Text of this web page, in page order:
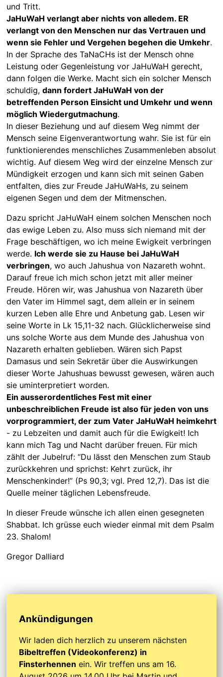
und Tritt.
JaHuWaH verlangt aber nichts von alledem. ER
verlangt von den Menschen nur das Vertrauen und
wenn sie Fehler und Vergehen begehen die Umkehr.
In der Sprache des TaNaCHs ist der Mensch ohne
Leistung oder Gegenleistung vor JaHuWaH gerecht,
dann folgen die Werke. Macht sich ein solcher Mensch
schuldig, dann fordert JaHuWaH von der
betreffenden Person Einsicht und Umkehr und wenn
möglich Wiedergutmachung.
In dieser Beziehung und auf diesem Weg nimmt der
Mensch seine Eigenverantwortung wahr. Sie ist für ein
funktionierendes menschliches Zusammenleben absolut
wichtig. Auf diesem Weg wird der einzelne Mensch zur
Mündigkeit erzogen und kann sich mit seinen Gaben
entfalten, dies zur Freude JaHuWaHs, zu seinem
eigenen Segen und dem der Mitmenschen.
Dazu spricht JaHuWaH einem solchen Menschen noch
das ewige Leben zu. Also muss sich niemand mit der
Frage beschäftigen, wo ich meine Ewigkeit verbringen
werde. Ich werde sie zu Hause bei JaHuWaH
verbringen, wo auch Jahushua von Nazareth wohnt.
Darauf freue ich mich schon jetzt mit aller meiner
Freude. Hören wir, was Jahushua von Nazareth über
den Vater im Himmel sagt, dem allein er in seinem
kurzen Leben alle Ehre und Anbetung gab. Lesen wir
seine Worte in Lk 15,11-32 nach. Glücklicherweise sind
uns solche Worte aus dem Munde des Jahushua von
Nazareth erhalten geblieben. Wären sich Papst
Damasus und sein Sekretär über die Auswirkungen
dieser Worte Jahushuas bewusst gewesen, wären auch
sie uminterpretiert worden.
Ein ausserordentliches Fest mit einer
unbeschreiblichen Freude ist also für jeden von uns
vorprogrammiert, der zum Vater JaHuWaH heimkehrt
- zu Lebzeiten und damit auch für die Ewigkeit! Ich
kann mich Tag und Nacht darüber freuen. Für mich
zählt der Jubelruf: “Du lässt den Menschen zum Staub
zurückkehren und sprichst: Kehrt zurück, ihr
Menschenkinder!” (Ps 90,3; vgl. Pred 12,7). Das ist die
Quelle meiner täglichen Lebensfreude.
In dieser Freude wünsche ich allen einen gesegneten
Shabbat. Ich grüsse euch wieder einmal mit dem Psalm
23. Shalom!
Gregor Dalliard
Ankündigungen
Wir laden dich herzlich zu unserem nächsten
Bibeltreffen (Videokonferenz) in
Finsterhennen ein. Wir treffen uns am 16.